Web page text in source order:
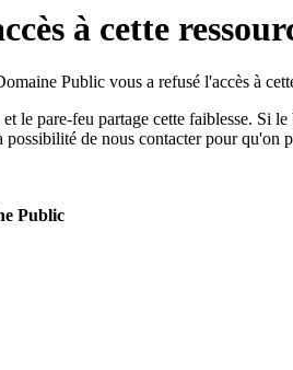
à cette
Public vous a refusé l'accès à
le pare-feu partage cette faiblesse. Si
possibilité de nous contacter pour qu'on
Public